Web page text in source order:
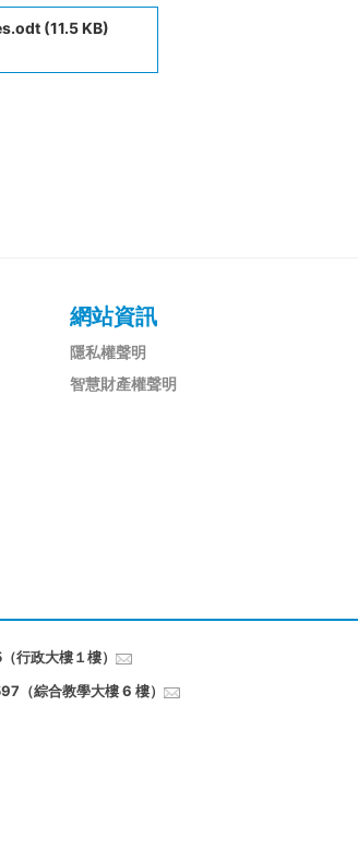
(11.5 KB)
網站資訊
隱私權聲明
智慧財產權聲明
行政大樓１樓）
（綜合教學大樓 6 樓）